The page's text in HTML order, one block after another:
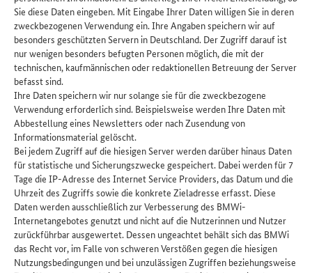
Sie diese Daten eingeben. Mit Eingabe Ihrer Daten willigen Sie in deren
zweckbezogenen Verwendung ein. Ihre Angaben speichern wir auf
besonders geschützten Servern in Deutschland. Der Zugriff darauf ist
nur wenigen besonders befugten Personen möglich, die mit der
technischen, kaufmännischen oder redaktionellen Betreuung der Server
befasst sind.
Ihre Daten speichern wir nur solange sie für die zweckbezogene
Verwendung erforderlich sind. Beispielsweise werden Ihre Daten mit
Abbestellung eines Newsletters oder nach Zusendung von
Informationsmaterial gelöscht.
Bei jedem Zugriff auf die hiesigen Server werden darüber hinaus Daten
für statistische und Sicherungszwecke gespeichert. Dabei werden für 7
Tage die IP-Adresse des Internet Service Providers, das Datum und die
Uhrzeit des Zugriffs sowie die konkrete Zieladresse erfasst. Diese
Daten werden ausschließlich zur Verbesserung des BMWi-
Internetangebotes genutzt und nicht auf die Nutzerinnen und Nutzer
zurückführbar ausgewertet. Dessen ungeachtet behält sich das BMWi
das Recht vor, im Falle von schweren Verstößen gegen die hiesigen
Nutzungsbedingungen und bei unzulässigen Zugriffen beziehungsweise